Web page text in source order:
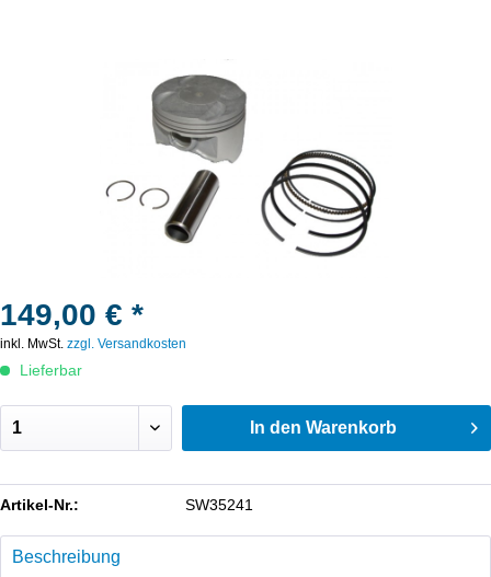
149,00 € *
inkl. MwSt. zzgl. Versandkosten
Lieferbar
In den Warenkorb
Artikel-Nr.: SW35241
Beschreibung